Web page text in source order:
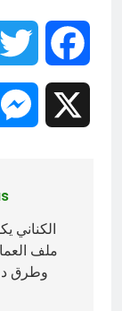
المقالات
الكناني
ملف
وطرق